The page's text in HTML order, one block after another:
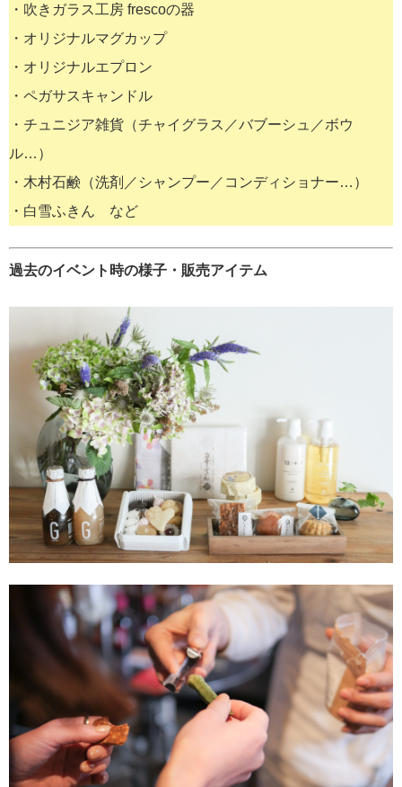
・吹きガラス工房 frescoの器
・オリジナルマグカップ
・オリジナルエプロン
・ペガサスキャンドル
・チュニジア雑貨（チャイグラス／バブーシュ／ボウ
ル…）
・木村石鹸（洗剤／シャンプー／コンディショナー…）
・白雪ふきん など
過去のイベント時の様子・販売アイテム